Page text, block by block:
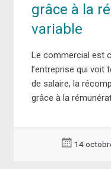
grâce à la
variable
Le commercial est
l’entreprise qui voit
de salaire, la
grâce à la
14